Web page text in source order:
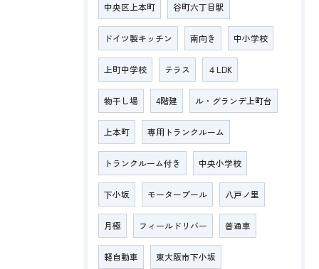
中央区上本町 谷町六丁目駅
ドイツ製キッチン 南向き 中小学校
上町中学校 テラス ４LDK
物干し場 4階建 ル・グランデ上町台
上本町 専用トランクルーム
トランクルーム付き 中央小学校
下小坂 モータープール 八戸ノ里
月極 フィールドリバー 普通車
軽自動車 東大阪市下小坂